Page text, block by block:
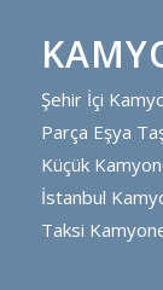
Şehir İçi
Parça Eşya
Küçük
İstanbul
Taksi